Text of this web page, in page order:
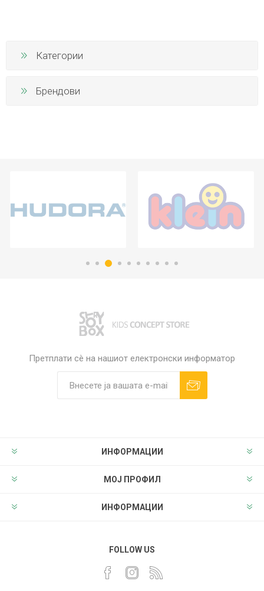
Категории
Брендови
Претплати сè на нашиот електронски информатор
ИНФОРМАЦИИ
МОЈ ПРОФИЛ
ИНФОРМАЦИИ
FOLLOW US